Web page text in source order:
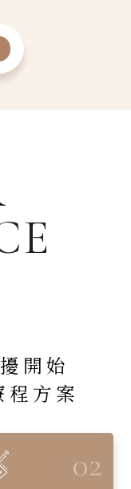
開始
程方案
02